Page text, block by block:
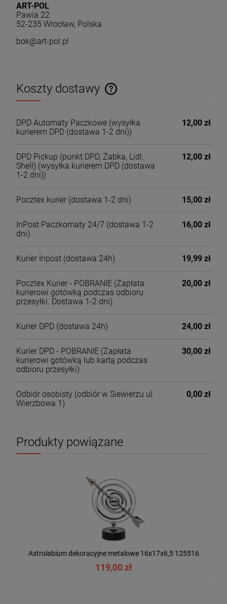
ART-POL
Pawia 22
52-235 Wrocław, Polska
bok@art-pol.pl
Koszty dostawy
Cena nie zawiera ewentualnych kosztów płatności
DPD Automaty Paczkowe (wysyłka
kurierem DPD (dostawa 1-2 dni))
12,00 zł
DPD Pickup (punkt DPD, Żabka, Lidl,
Shell) (wysyłka kurierem DPD (dostawa
1-2 dni))
12,00 zł
Pocztex kurier (dostawa 1-2 dni) 15,00 zł
InPost Paczkomaty 24/7 (dostawa 1-2
dni)
16,00 zł
Kurier Inpost (dostawa 24h) 19,99 zł
Pocztex Kurier - POBRANIE (Zapłata
kurierowi gotówką podczas odbioru
przesyłki. Dostawa 1-2 dni)
20,00 zł
Kurier DPD (dostawa 24h) 24,00 zł
Kurier DPD - POBRANIE (Zapłata
kurierowi gotówką lub kartą podczas
odbioru przesyłki)
30,00 zł
Odbiór osobisty (odbiór w Siewierzu ul.
Wierzbowa 1)
0,00 zł
Produkty powiązane
Astrolabium dekoracyjne metalowe 16x17x6,5 125516
119,00 zł